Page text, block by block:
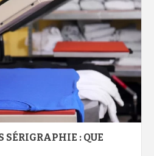
SÉRIGRAPHIE : QUE